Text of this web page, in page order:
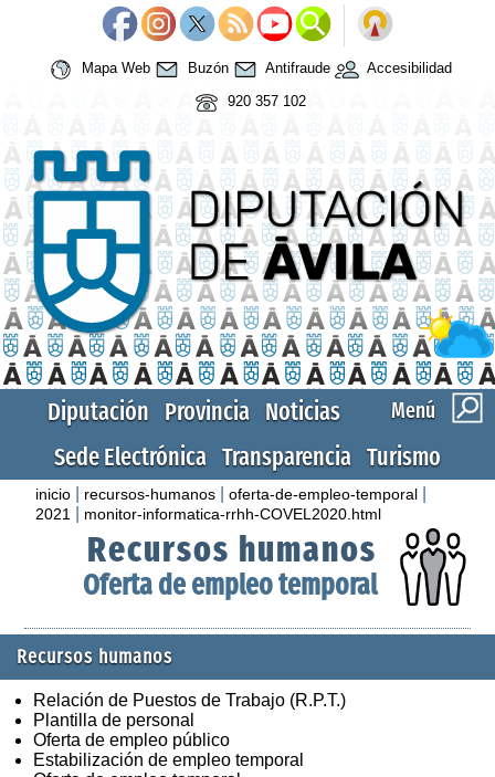
Mapa Web Buzón Antifraude
Accesibilidad
920 357 102
Menú
Diputación Provincia Noticias
Sede Electrónica Transparencia Turismo
inicio recursos-humanos |oferta-de-empleo-temporal
2021 monitor-informatica-rrhh-COVEL2020.html
Recursos humanos
Oferta de empleo temporal
Recursos humanos
Relación de Puestos de Trabajo (R.P.T.)
Plantilla de personal
Oferta de empleo público
Estabilización de empleo temporal